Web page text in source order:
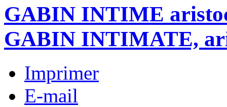
GABIN INTIME
GABIN INTIMATE,
Imprimer
E-mail